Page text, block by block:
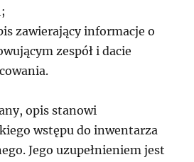
zawierający informacje o
zespół i dacie
opis stanowi
wstępu do inwentarza
Jego uzupełnieniem jest